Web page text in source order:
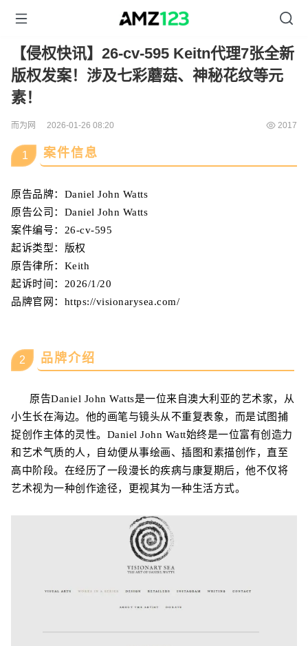
【侵权快讯】26-cv-595 Keitn代理7张全新
版权发案！涉及七彩蘑菇、神秘花纹等元
素！
而为网 2026-01-26 08:20 2017
1 案件信息
原告品牌： Daniel John Watts
原告公司： Daniel John Watts
案件编号： 26-cv-595
起诉类型：版权
原告律所： Keith
起诉时间： 2026/1/20
品牌官网：https://visionarysea.com/
2 品牌介绍
原告Daniel John Watts是一位来自澳大利亚的艺术家，从
小生长在海边。他的画笔与镜头从不重复表象，而是试图捕
捉创作主体的灵性。 Daniel John Watt始终是一位富有创造力
和艺术气质的人，自幼便从事绘画、插图和素描创作，直至
高中阶段。在经历了一段漫长的疾病与康复期后， 他不仅将
艺术视为一种创作途径，更视其为一种生活方式。